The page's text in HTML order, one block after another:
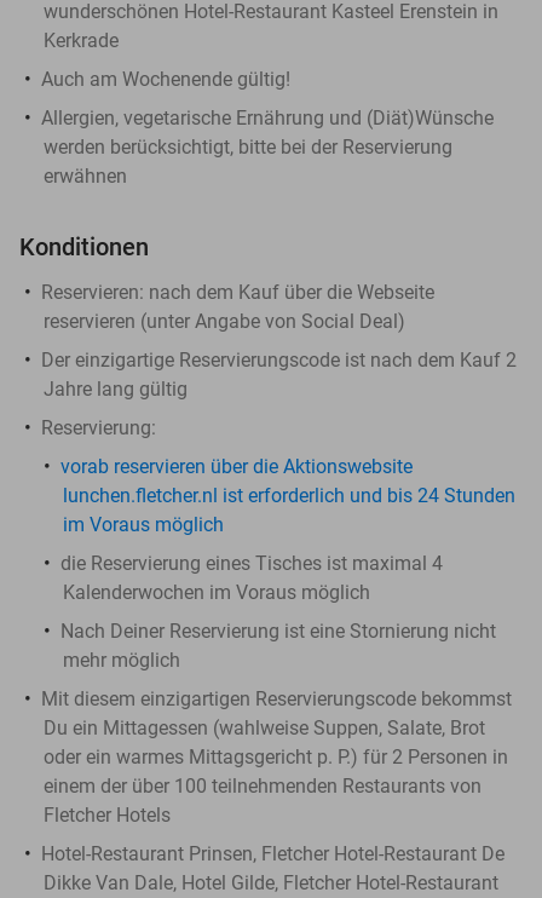
wunderschönen Hotel-Restaurant Kasteel Erenstein in
Kerkrade
Auch am Wochenende gültig!
Allergien, vegetarische Ernährung und (Diät)Wünsche
werden berücksichtigt, bitte bei der Reservierung
erwähnen
Konditionen
Reservieren: nach dem Kauf über die Webseite
reservieren (unter Angabe von Social Deal)
Der einzigartige Reservierungscode ist nach dem Kauf 2
Jahre lang gültig
Reservierung:
vorab reservieren über die Aktionswebsite
lunchen.fletcher.nl ist erforderlich und bis 24 Stunden
im Voraus möglich
die Reservierung eines Tisches ist maximal 4
Kalenderwochen im Voraus möglich
Nach Deiner Reservierung ist eine Stornierung nicht
mehr möglich
Mit diesem einzigartigen Reservierungscode bekommst
Du ein Mittagessen (wahlweise Suppen, Salate, Brot
oder ein warmes Mittagsgericht p. P.) für 2 Personen in
einem der über 100 teilnehmenden Restaurants von
Fletcher Hotels
Hotel-Restaurant Prinsen, Fletcher Hotel-Restaurant De
Dikke Van Dale, Hotel Gilde, Fletcher Hotel-Restaurant